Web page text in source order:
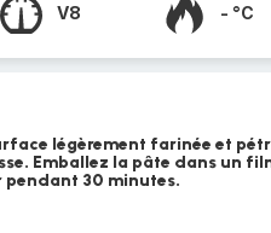
V8 - °C
légèrement farinée et
Emballez la pâte dans un
30 minutes.